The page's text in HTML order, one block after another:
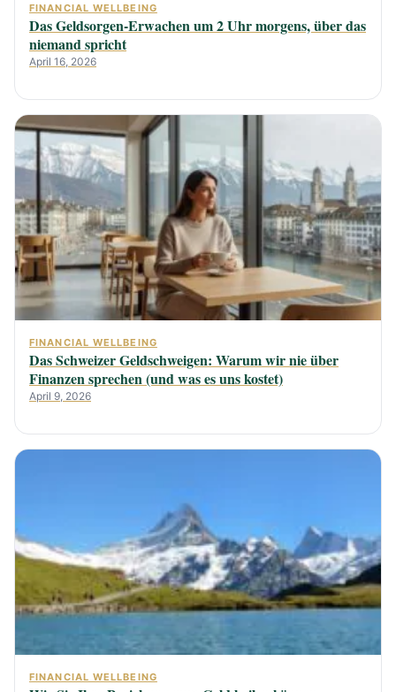
FINANCIAL WELLBEING
Das Geldsorgen-Erwachen um 2 Uhr morgens, über das
niemand spricht
April 16, 2026
FINANCIAL WELLBEING
Das Schweizer Geldschweigen: Warum wir nie über
Finanzen sprechen (und was es uns kostet)
April 9, 2026
FINANCIAL WELLBEING